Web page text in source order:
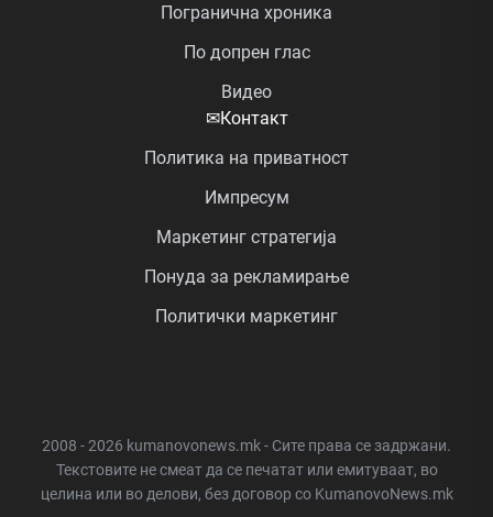
Погранична хроника
По допрен глас
Видео
✉Контакт
Политика на приватност
Импресум
Маркетинг стратегија
Понуда за рекламирање
Политички маркетинг
2008 - 2026 kumanovonews.mk - Сите права се задржани.
Текстовите не смеат да се печатат или емитуваат, во
целина или во делови, без договор со KumanovoNews.mk